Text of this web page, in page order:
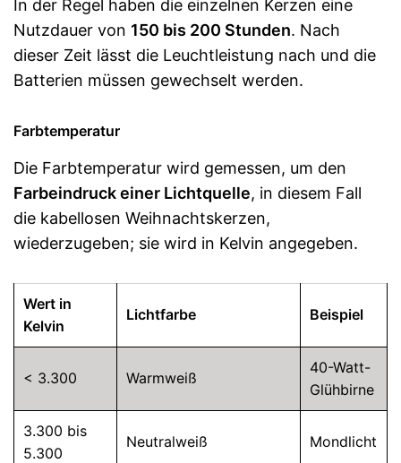
In der Regel haben die einzelnen Kerzen eine
Nutzdauer von 150 bis 200 Stunden. Nach
dieser Zeit lässt die Leuchtleistung nach und die
Batterien müssen gewechselt werden.
Farbtemperatur
Die Farbtemperatur wird gemessen, um den
Farbeindruck einer Lichtquelle, in diesem Fall
die kabellosen Weihnachtskerzen,
wiederzugeben; sie wird in Kelvin angegeben.
Wert in
Kelvin
Lichtfarbe Beispiel
< 3.300 Warmweiß
40-Watt-
Glühbirne
3.300 bis
5.300
Neutralweiß Mondlicht